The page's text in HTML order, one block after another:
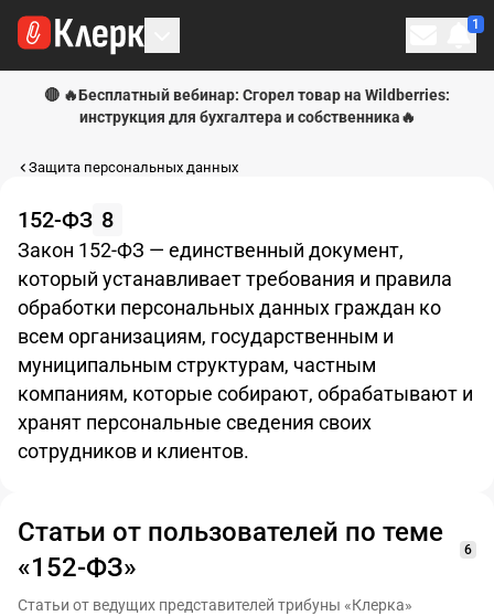
1
🔴 🔥Бесплатный вебинар: Сгорел товар на Wildberries:
инструкция для бухгалтера и собственника🔥
Защита персональных данных
152-ФЗ 8
Закон 152-ФЗ — единственный документ,
который устанавливает требования и правила
обработки персональных данных граждан ко
всем организациям, государственным и
муниципальным структурам, частным
компаниям, которые собирают, обрабатывают и
хранят персональные сведения своих
сотрудников и клиентов.
Статьи от пользователей по теме
«152-ФЗ»
6
Статьи от ведущих представителей трибуны «Клерка»